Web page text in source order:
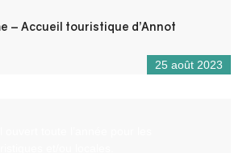
– Accueil touristique d’Annot
25 août 2023